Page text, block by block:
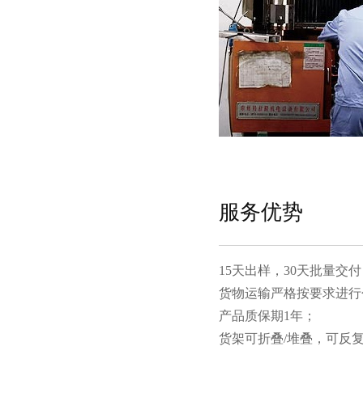
服务优势
15天出样，30天批量交付
货物运输严格按要求进行包
产品质保期1年；
货架可折叠/堆叠，可